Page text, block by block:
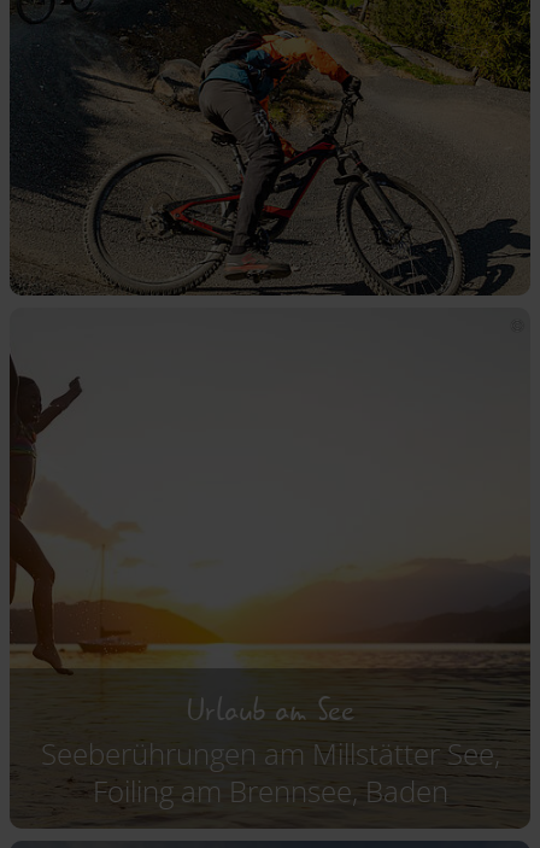
Urlaub am See
Seeberührungen am Millstätter See,
Foiling am Brennsee, Baden